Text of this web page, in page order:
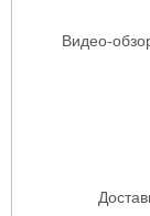
Видео-